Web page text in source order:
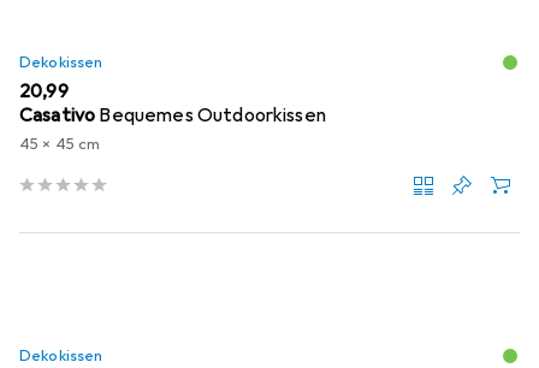
Dekokissen
EUR
20,99
Casativo Bequemes Outdoorkissen
45 x 45 cm
Dekokissen